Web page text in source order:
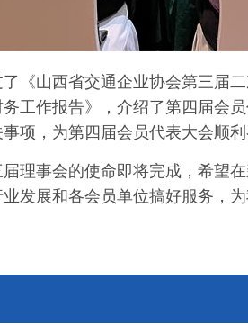
《山西省交通企业协会第三届
工作报告》，介绍了第四届会
项，为第四届会员代表大会顺利
理事会的使命即将完成，希望
发展和各会员单位搞好服务，